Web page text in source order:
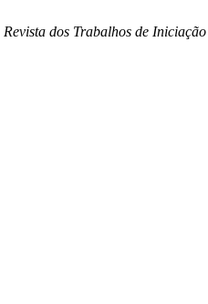
Revista dos Trabalhos de